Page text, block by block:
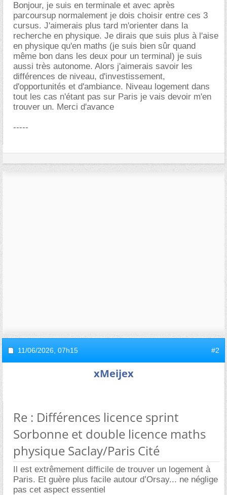
Bonjour, je suis en terminale et avec après
parcoursup normalement je dois choisir entre ces 3
cursus. J'aimerais plus tard m'orienter dans la
recherche en physique. Je dirais que suis plus à l'aise
en physique qu'en maths (je suis bien sûr quand
même bon dans les deux pour un terminal) je suis
aussi très autonome. Alors j'aimerais savoir les
différences de niveau, d'investissement,
d'opportunités et d'ambiance. Niveau logement dans
tout les cas n'étant pas sur Paris je vais devoir m'en
trouver un. Merci d'avance
-----
11/06/2026, 07h15 #2
xMeijex
Re : Différences licence sprint
Sorbonne et double licence maths
physique Saclay/Paris Cité
Il est extrêmement difficile de trouver un logement à
Paris. Et guère plus facile autour d’Orsay... ne néglige
pas cet aspect essentiel